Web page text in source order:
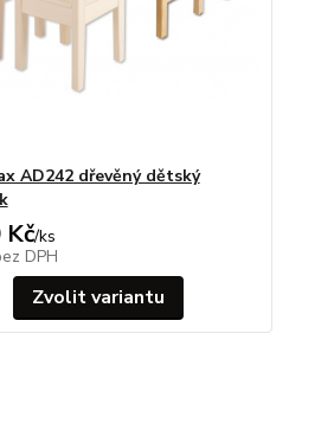
AD242 dřevěný dětský
Kč/ks
DPH
Zvolit variantu